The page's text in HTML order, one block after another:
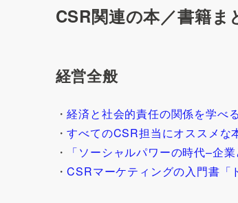
CSR関連の本／書籍ま
経営全般
・経済と社会的責任の関係を学べ
・すべてのCSR担当にオススメな
・
「ソーシャルパワーの時代–企
・CSRマーケティングの入門書「